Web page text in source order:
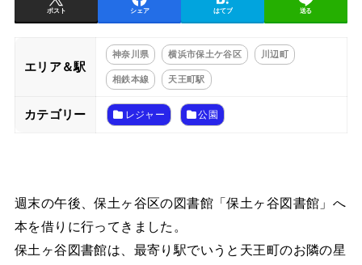
ポスト シェア はてブ 送る
エリア＆駅
神奈川県 横浜市保土ケ谷区 川辺町
相鉄本線 天王町駅
カテゴリー レジャー 公園
週末の午後、保土ヶ谷区の図書館「保土ヶ谷図書館」へ
本を借りに行ってきました。
保土ヶ谷図書館は、最寄り駅でいうと天王町のお隣の星